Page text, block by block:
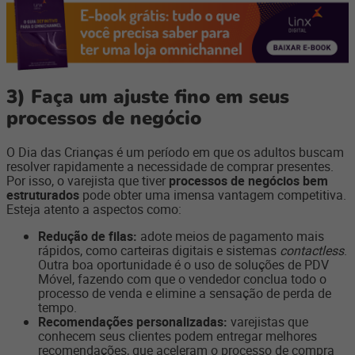
3) Faça um ajuste fino em seus
processos de negócio
O Dia das Crianças é um período em que os adultos buscam
resolver rapidamente a necessidade de comprar presentes.
Por isso, o varejista que tiver processos de negócios bem
estruturados pode obter uma imensa vantagem competitiva.
Esteja atento a aspectos como:
Redução de filas: adote meios de pagamento mais
rápidos, como carteiras digitais e sistemas contactless.
Outra boa oportunidade é o uso de soluções de PDV
Móvel, fazendo com que o vendedor conclua todo o
processo de venda e elimine a sensação de perda de
tempo.
Recomendações personalizadas: varejistas que
conhecem seus clientes podem entregar melhores
recomendações, que aceleram o processo de compra